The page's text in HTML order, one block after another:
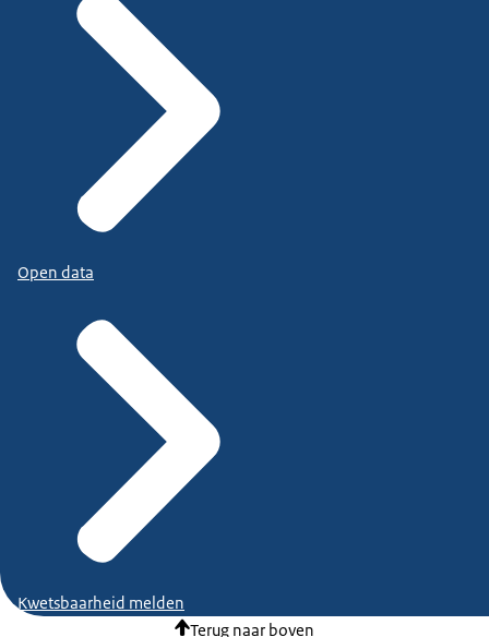
Open data
Kwetsbaarheid melden
Terug naar boven